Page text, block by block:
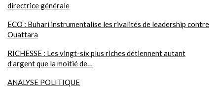
directrice générale
ECO : Buhari instrumentalise les rivalités de leadership contre
Ouattara
RICHESSE : Les vingt-six plus riches détiennent autant
d’argent que la moitié de…
ANALYSE POLITIQUE